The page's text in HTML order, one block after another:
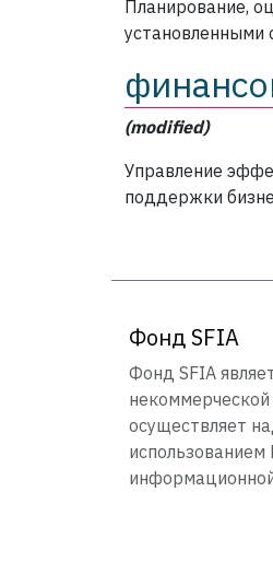
Планирование,
установленными
(modified)
Управление
поддержки
Фонд SFIA
Фонд SFIA
осуществляет